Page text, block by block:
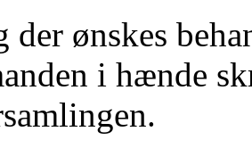
der ønskes
i hænde